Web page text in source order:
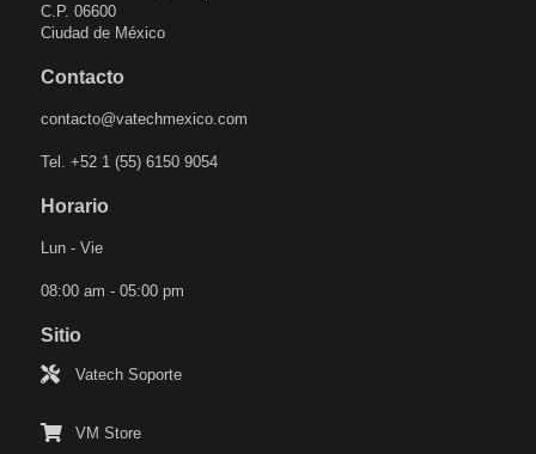
C.P. 06600
Ciudad de México
Contacto
contacto@vatechmexico.com
Tel. +52 1 (55) 6150 9054
Horario
Lun - Vie
08:00 am - 05:00 pm
Sitio
Vatech Soporte
VM Store